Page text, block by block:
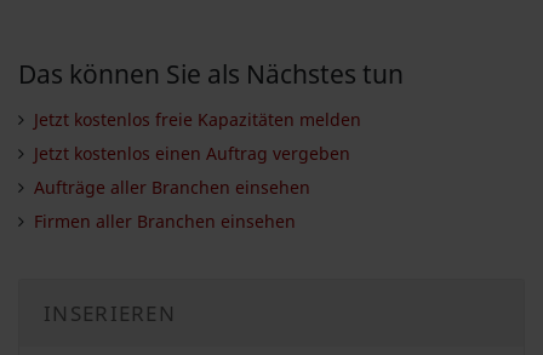
Das können Sie als Nächstes tun
Jetzt kostenlos freie Kapazitäten melden
Jetzt kostenlos einen Auftrag vergeben
Aufträge aller Branchen einsehen
Firmen aller Branchen einsehen
INSERIEREN